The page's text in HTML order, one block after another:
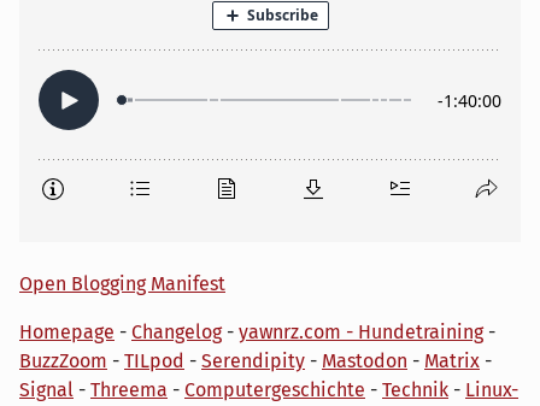
Open Blogging Manifest
Homepage - Changelog- yawnrz.com - Hundetraining-
BuzzZoom - TILpod - Serendipity - Mastodon - Matrix -
Signal - Threema - Computergeschichte - Technik - Linux-